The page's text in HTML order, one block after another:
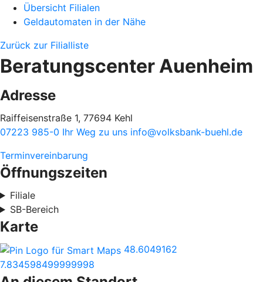
Übersicht Filialen
Geldautomaten in der Nähe
Zurück zur Filialliste
Beratungscenter Auenheim
Adresse
Raiffeisenstraße 1, 77694 Kehl
07223 985-0 Ihr Weg zu uns info@volksbank-buehl.de
Terminvereinbarung
Öffnungszeiten
Filiale
SB-Bereich
Karte
48.6049162
7.834598499999998